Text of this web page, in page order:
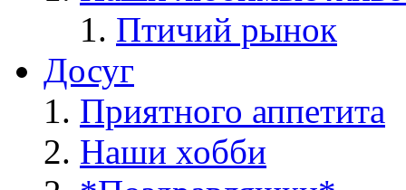
Птичий рынок
Досуг
Приятного аппетита
Наши хобби